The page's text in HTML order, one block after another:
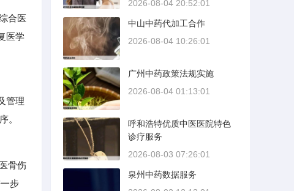
合医
医学
管理
。
骨伤
步
2026-08-04 20:52:01
中山中药代加工合作
2026-08-04 10:26:01
广州中药政策法规实施
2026-08-04 01:13:01
呼和浩特优质中医医院特色
诊疗服务
2026-08-03 07:26:01
泉州中药数据服务